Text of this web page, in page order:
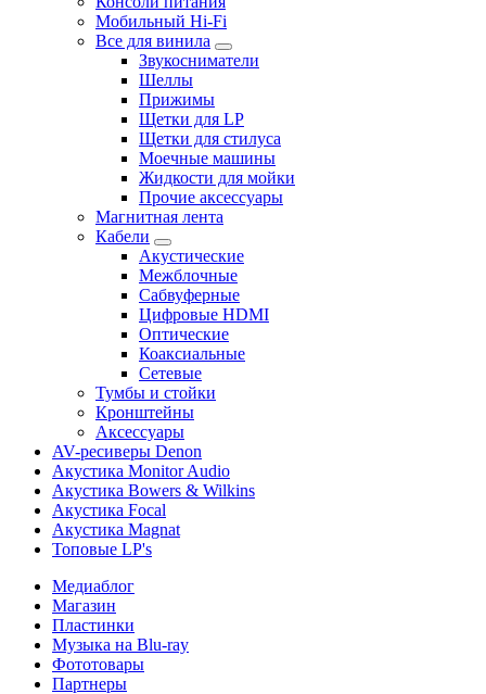
Мобильный Hi-Fi
Все для винила
Звукосниматели
Шеллы
Прижимы
Щетки для LP
Щетки для стилуса
Моечные машины
Жидкости для мойки
Прочие аксессуары
Магнитная лента
Кабели
Акустические
Межблочные
Сабвуферные
Цифровые HDMI
Оптические
Коаксиальные
Сетевые
Тумбы и стойки
Кронштейны
Аксессуары
AV-ресиверы Denon
Акустика Monitor Audio
Акустика Bowers & Wilkins
Акустика Focal
Акустика Magnat
Топовые LP's
Медиаблог
Магазин
Пластинки
Музыка на Blu-ray
Фототовары
Партнеры